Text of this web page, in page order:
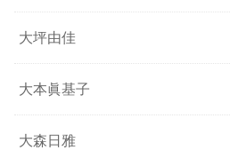
大坪由佳
大本眞基子
大森日雅